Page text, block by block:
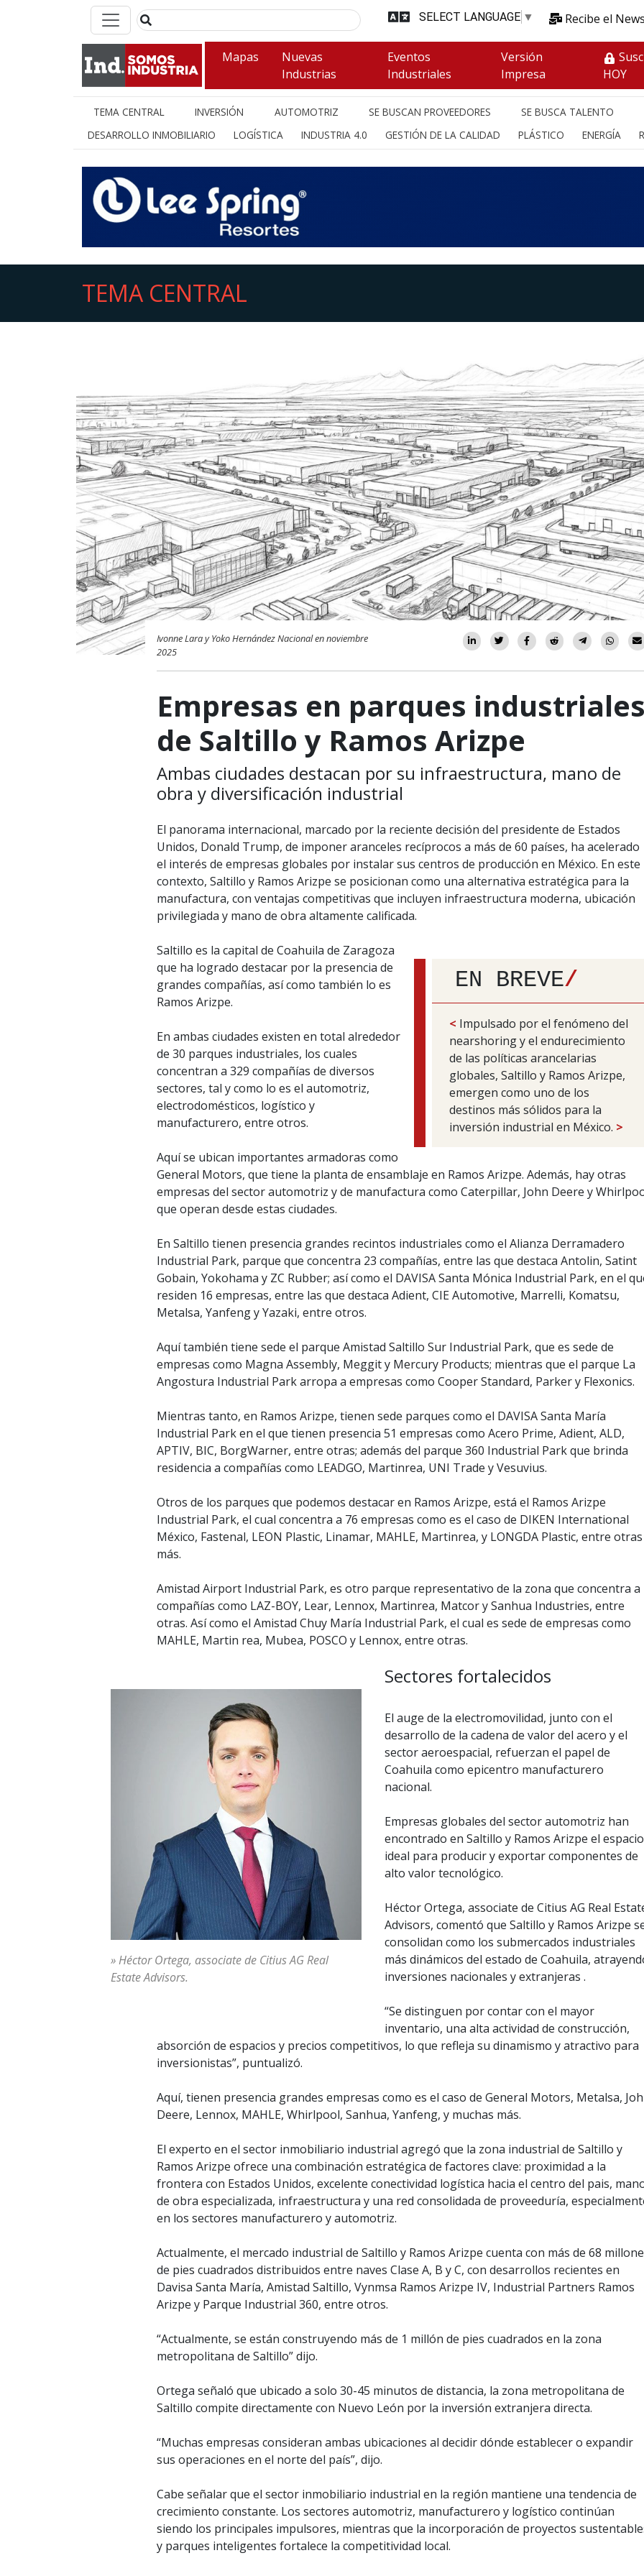
SELECT LANGUAGE ▼ Recibe el
Mapas
Nuevas
Industrias
Eventos
Industriales
Versión
Impresa
HOY
TEMA CENTRAL INVERSIÓN AUTOMOTRIZ SE BUSCAN PROVEEDORES
SE BUSCA TALENTO
DESARROLLO INMOBILIARIO
LOGÍSTICA INDUSTRIA 4.0 GESTIÓN DE LA CALIDAD PLÁSTICO ENERGÍA
TEMA CENTRAL
Ivonne Lara y Yoko Hernández Nacional en noviembre
2025
Empresas en parques
de Saltillo y Ramos Arizpe
Ambas ciudades destacan por su infraestructura, mano de
obra y diversificación industrial
El panorama internacional, marcado por la reciente decisión del presidente de Estados
Unidos, Donald Trump, de imponer aranceles recíprocos a más de 60 países, ha acelerado
el interés de empresas globales por instalar sus centros de producción en México. En este
contexto, Saltillo y Ramos Arizpe se posicionan como una alternativa estratégica para la
manufactura, con ventajas competitivas que incluyen infraestructura moderna, ubicación
privilegiada y mano de obra altamente calificada.
EN BREVE/
< Impulsado por el fenómeno del
nearshoring y el endurecimiento
de las políticas arancelarias
globales, Saltillo y Ramos Arizpe,
emergen como uno de los
destinos más sólidos para la
inversión industrial en México. >
Saltillo es la capital de Coahuila de Zaragoza
que ha logrado destacar por la presencia de
grandes compañías, así como también lo es
Ramos Arizpe.
En ambas ciudades existen en total alrededor
de 30 parques industriales, los cuales
concentran a 329 compañías de diversos
sectores, tal y como lo es el automotriz,
electrodomésticos, logístico y
manufacturero, entre otros.
Aquí se ubican importantes armadoras como
General Motors, que tiene la planta de ensamblaje en Ramos Arizpe. Además, hay otras
empresas del sector automotriz y de manufactura como Caterpillar, John Deere y
que operan desde estas ciudades.
En Saltillo tienen presencia grandes recintos industriales como el Alianza Derramadero
Industrial Park, parque que concentra 23 compañías, entre las que destaca Antolin, Satint
Gobain, Yokohama y ZC Rubber; así como el DAVISA Santa Mónica Industrial Park, en el
residen 16 empresas, entre las que destaca Adient, CIE Automotive, Marrelli, Komatsu,
Metalsa, Yanfeng y Yazaki, entre otros.
Aquí también tiene sede el parque Amistad Saltillo Sur Industrial Park, que es sede de
empresas como Magna Assembly, Meggit y Mercury Products; mientras que el parque La
Angostura Industrial Park arropa a empresas como Cooper Standard, Parker y Flexonics.
Mientras tanto, en Ramos Arizpe, tienen sede parques como el DAVISA Santa María
Industrial Park en el que tienen presencia 51 empresas como Acero Prime, Adient, ALD,
APTIV, BIC, BorgWarner, entre otras; además del parque 360 Industrial Park que brinda
residencia a compañías como LEADGO, Martinrea, UNI Trade y Vesuvius.
Otros de los parques que podemos destacar en Ramos Arizpe, está el Ramos Arizpe
Industrial Park, el cual concentra a 76 empresas como es el caso de DIKEN International
México, Fastenal, LEON Plastic, Linamar, MAHLE, Martinrea, y LONGDA Plastic, entre otras
más.
Amistad Airport Industrial Park, es otro parque representativo de la zona que concentra a
compañías como LAZ-BOY, Lear, Lennox, Martinrea, Matcor y Sanhua Industries, entre
otras. Así como el Amistad Chuy María Industrial Park, el cual es sede de empresas como
MAHLE, Martin rea, Mubea, POSCO y Lennox, entre otras.
» Héctor Ortega, associate de Citius AG Real
Estate Advisors.
Sectores fortalecidos
El auge de la electromovilidad, junto con el
desarrollo de la cadena de valor del acero y el
sector aeroespacial, refuerzan el papel de
Coahuila como epicentro manufacturero
nacional.
Empresas globales del sector automotriz han
encontrado en Saltillo y Ramos Arizpe el espacio
ideal para producir y exportar componentes de
alto valor tecnológico.
Héctor Ortega, associate de Citius AG Real
Advisors, comentó que Saltillo y Ramos Arizpe
consolidan como los submercados industriales
más dinámicos del estado de Coahuila,
inversiones nacionales y extranjeras .
“Se distinguen por contar con el mayor
inventario, una alta actividad de construcción,
absorción de espacios y precios competitivos, lo que refleja su dinamismo y atractivo para
inversionistas”, puntualizó.
Aquí, tienen presencia grandes empresas como es el caso de General Motors, Metalsa,
Deere, Lennox, MAHLE, Whirlpool, Sanhua, Yanfeng, y muchas más.
El experto en el sector inmobiliario industrial agregó que la zona industrial de Saltillo y
Ramos Arizpe ofrece una combinación estratégica de factores clave: proximidad a la
frontera con Estados Unidos, excelente conectividad logística hacia el centro del pais,
de obra especializada, infraestructura y una red consolidada de proveeduría,
en los sectores manufacturero y automotriz.
Actualmente, el mercado industrial de Saltillo y Ramos Arizpe cuenta con más de 68
de pies cuadrados distribuidos entre naves Clase A, B y C, con desarrollos recientes en
Davisa Santa María, Amistad Saltillo, Vynmsa Ramos Arizpe IV, Industrial Partners Ramos
Arizpe y Parque Industrial 360, entre otros.
“Actualmente, se están construyendo más de 1 millón de pies cuadrados en la zona
metropolitana de Saltillo” dijo.
Ortega señaló que ubicado a solo 30-45 minutos de distancia, la zona metropolitana de
Saltillo compite directamente con Nuevo León por la inversión extranjera directa.
“Muchas empresas consideran ambas ubicaciones al decidir dónde establecer o expandir
sus operaciones en el norte del país”, dijo.
Cabe señalar que el sector inmobiliario industrial en la región mantiene una tendencia de
crecimiento constante. Los sectores automotriz, manufacturero y logístico continúan
siendo los principales impulsores, mientras que la incorporación de proyectos
y parques inteligentes fortalece la competitividad local.